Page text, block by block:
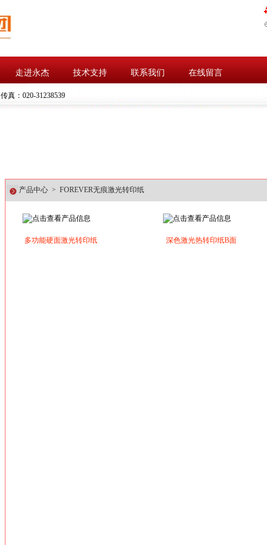
走进永杰 技术支持 联系我们 在线留言
传真： 020-31238539
产品中心 > FOREVER无痕激光转印纸
多功能硬面激光转印纸 深色激光热转印纸B面